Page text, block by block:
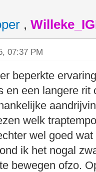
,
07:37 PM
beperkte
en een langere
welk
wel goed
ik het nogal
bewegen ofzo.